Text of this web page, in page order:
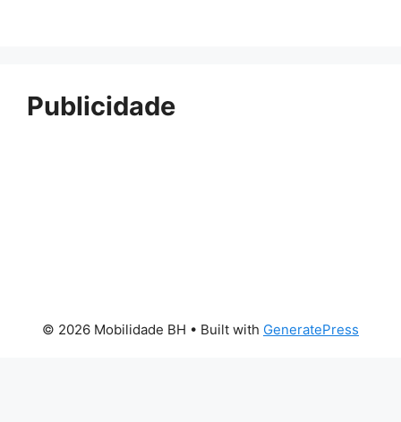
Publicidade
© 2026 Mobilidade BH • Built with GeneratePress